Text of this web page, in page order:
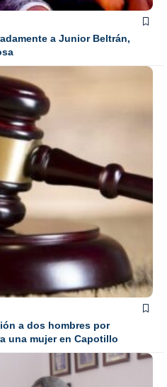
a Junior Beltrán,
a dos hombres por
una mujer en Capotillo